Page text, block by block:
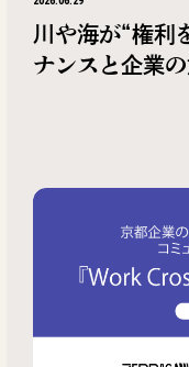
川や海が“権利
ナンスと企業